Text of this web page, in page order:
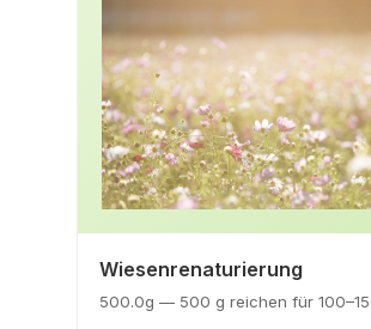
Wiesenrenaturierung
500.0g — 500 g reichen für